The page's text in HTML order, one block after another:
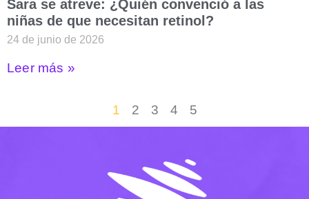
Sara se atreve: ¿Quién convenció a las
niñas de que necesitan retinol?
24 de junio de 2026
Leer más »
1 2 3 4 5